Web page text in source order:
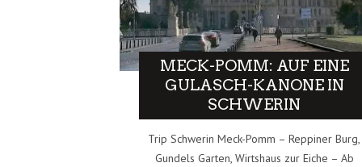
MECK-POMM: AUF EINE
GULASCH-KANONE IN
SCHWERIN
Trip Schwerin Meck-Pomm – Reppiner Burg,
Gundels Garten, Wirtshaus zur Eiche – Ab